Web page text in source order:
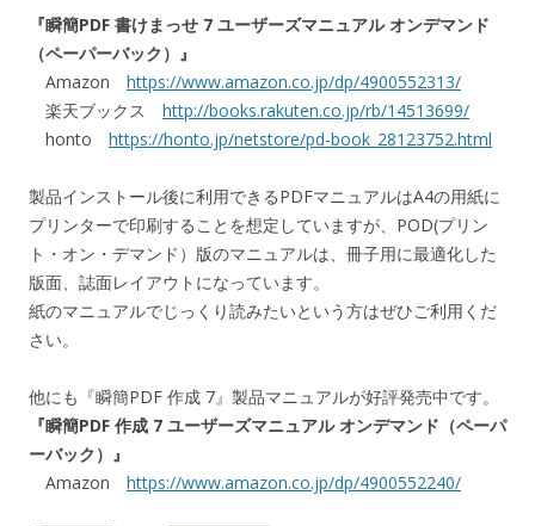
『瞬簡PDF 書けまっせ 7 ユーザーズマニュアル オンデマンド
（ペーパーバック）』
Amazon https://www.amazon.co.jp/dp/4900552313/
楽天ブックス http://books.rakuten.co.jp/rb/14513699/
honto https://honto.jp/netstore/pd-book_28123752.html
製品インストール後に利用できるPDFマニュアルはA4の用紙に
プリンターで印刷することを想定していますが、POD(プリン
ト・オン・デマンド）版のマニュアルは、冊子用に最適化した
版面、誌面レイアウトになっています。
紙のマニュアルでじっくり読みたいという方はぜひご利用くだ
さい。
他にも『瞬簡PDF 作成 7』製品マニュアルが好評発売中です。
『瞬簡PDF 作成 7 ユーザーズマニュアル オンデマンド（ペーパ
ーバック）』
Amazon https://www.amazon.co.jp/dp/4900552240/